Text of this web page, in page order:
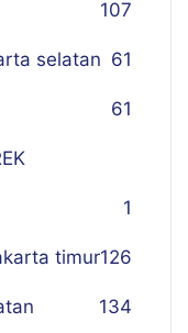
107
selatan 61
61
1
timur126
134